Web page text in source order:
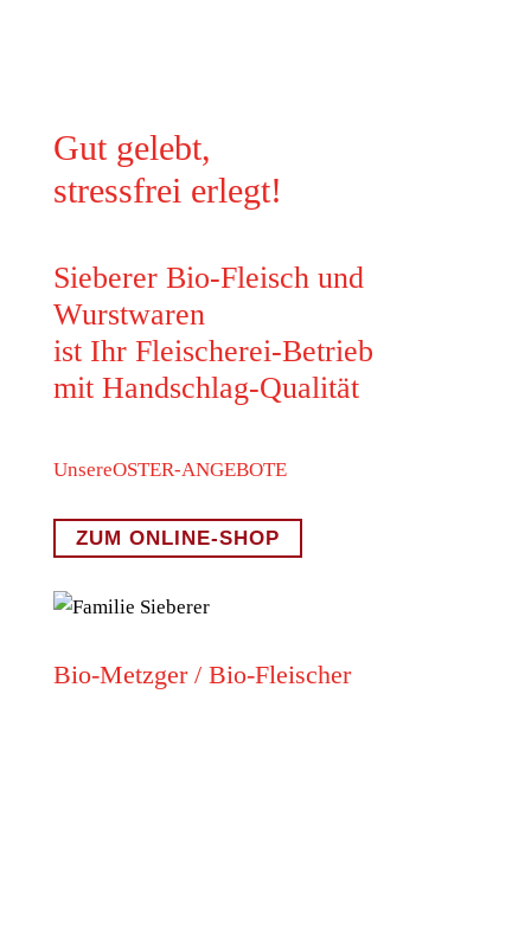
Gut gelebt,
stressfrei erlegt!
Sieberer Bio-Fleisch und
Wurstwaren
ist Ihr Fleischerei-Betrieb
mit Handschlag-Qualität
UnsereOSTER-ANGEBOTE
ZUM ONLINE-SHOP
Bio-Metzger / Bio-Fleischer